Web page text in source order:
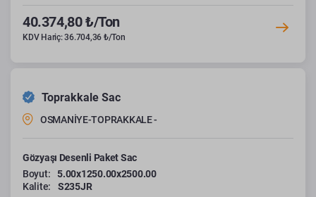
40.374,80 ₺/Ton
KDV Hariç: 36.704,36 ₺/Ton
Toprakkale Sac
OSMANİYE-TOPRAKKALE -
Gözyaşı Desenli Paket Sac
Boyut:
5.00x1250.00x2500.00
Kalite:
S235JR